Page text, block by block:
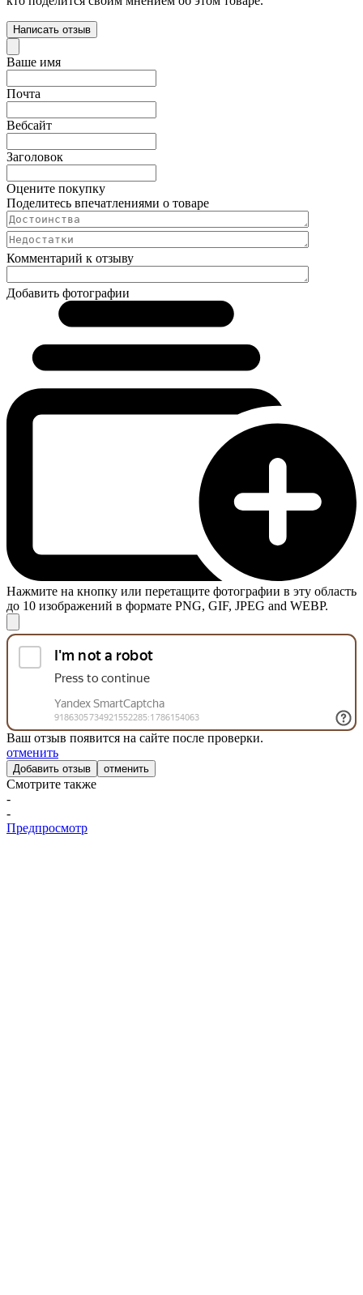
Написать отзыв
Ваше имя
Почта
Вебсайт
Заголовок
Оцените покупку
Поделитесь впечатлениями о товаре
Комментарий к отзыву
Добавить фотографии
Нажмите на кнопку или перетащите фотографии в эту область
до 10 изображений в формате PNG, GIF, JPEG and WEBP.
Ваш отзыв появится на сайте после проверки.
отменить
отменить
Смотрите также
-
-
Предпросмотр